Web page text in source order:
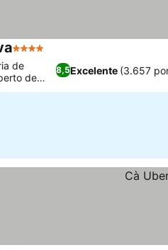
4 Estrelas
8,5Excelente (3.657
de
de